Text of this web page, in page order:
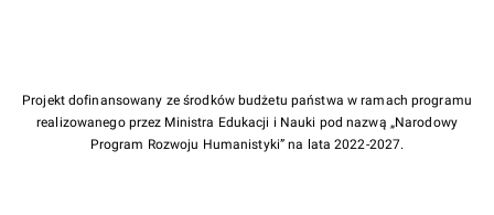
Projekt dofinansowany ze środków budżetu państwa w ramach programu
realizowanego przez Ministra Edukacji i Nauki pod nazwą „Narodowy
Program Rozwoju Humanistyki” na lata 2022-2027.